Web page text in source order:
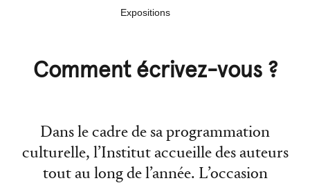
Expositions
Comment écrivez-vous ?
Dans le cadre de sa programmation
culturelle, l’Institut accueille des auteurs
tout au long de l’année. L’occasion